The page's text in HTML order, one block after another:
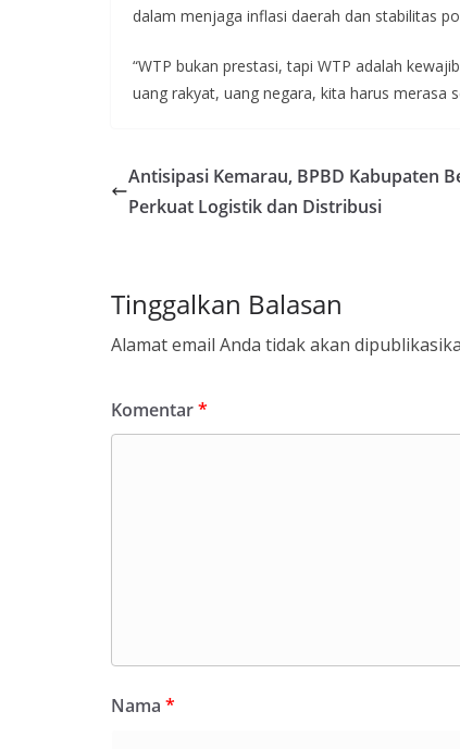
dalam menjaga inflasi daerah dan stabilitas
“WTP bukan prestasi, tapi WTP adalah
uang rakyat, uang negara, kita harus merasa
Antisipasi Kemarau, BPBD Kabupaten
Perkuat Logistik dan Distribusi
Tinggalkan Balasan
Alamat email Anda tidak akan
Komentar*
Nama *